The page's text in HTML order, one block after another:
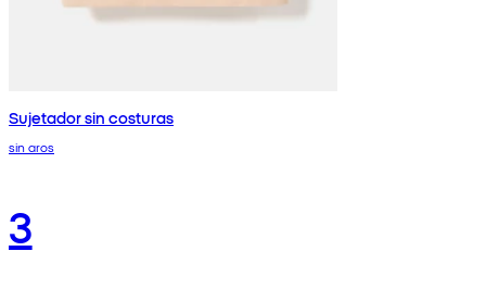
Sujetador sin costuras
sin aros
3